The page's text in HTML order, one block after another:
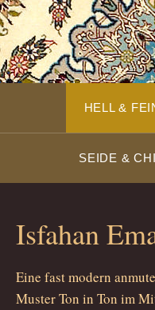
HELL &
SEIDE &
Isfahan
Eine fast modern
Muster Ton in Ton im